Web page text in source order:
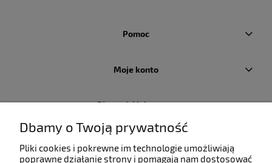
Pomoc
Moje konto
Płatności i dostawa
Dbamy o Twoją prywatność
Pliki cookies i pokrewne im technologie umożliwiają
poprawne działanie strony i pomagają nam dostosować